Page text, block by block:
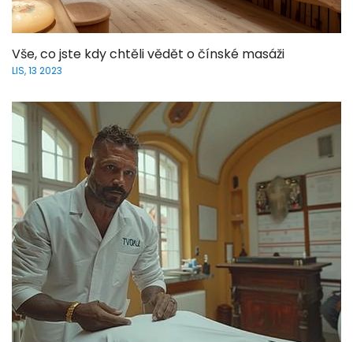
Vše, co jste kdy chtěli vědět o čínské masáži
LIS, 13 2023